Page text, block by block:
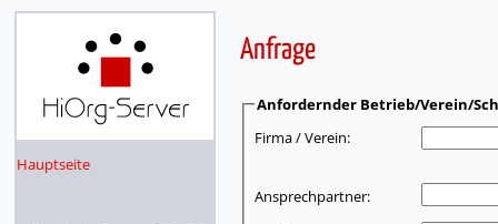
Hauptseite
Anfrage
Anfordernder Betrieb/Verein/
Firma / Verein:
Ansprechpartner: